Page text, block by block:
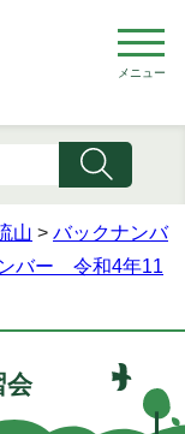
メニュー
山 > バックナンバ
バー 令和4年11
会